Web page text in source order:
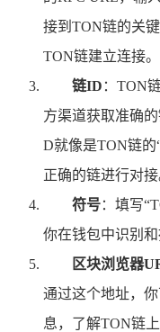
接到TON链的关
TON链建立连接。
链ID ：TON
方渠道获取准确
D就像是TON链的
正确的链进行对接
符号：填写
你在钱包中识别和
区块浏览器
通过这个地址，
息，了解TON链